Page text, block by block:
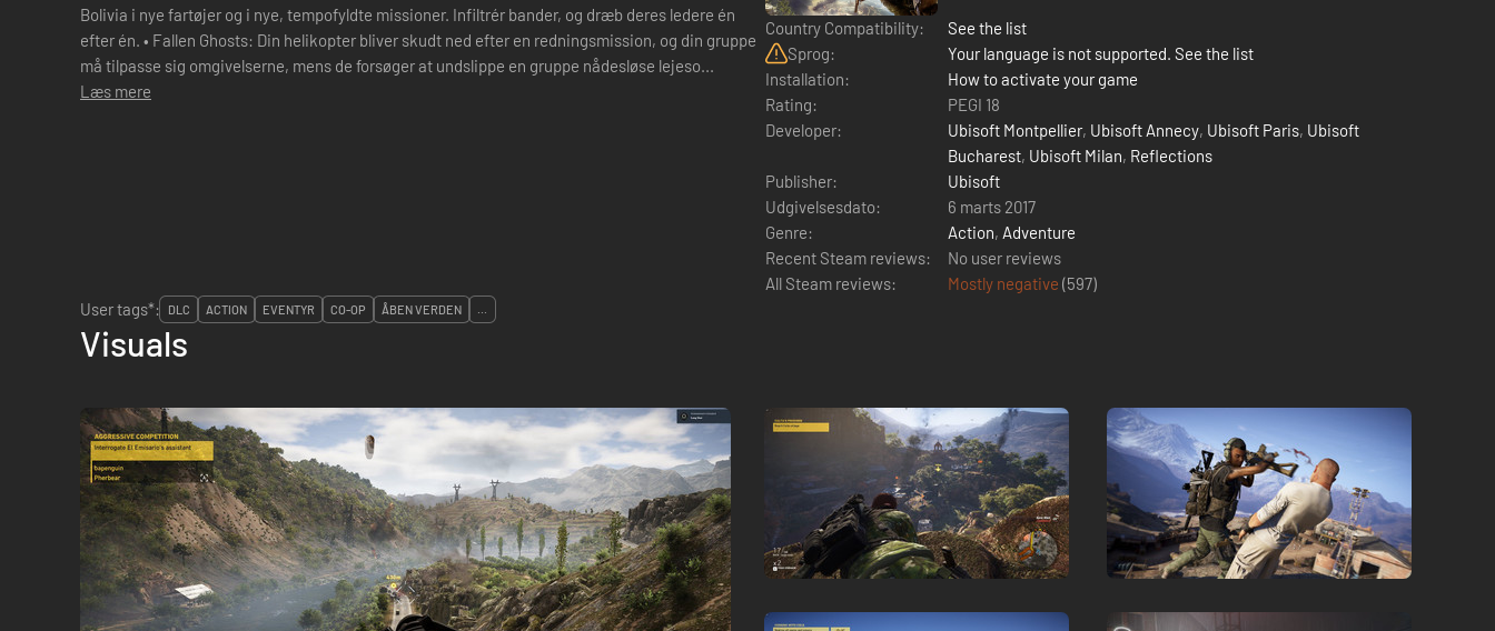
Bolivia i nye fartøjer og i nye, tempofyldte missioner. Infiltrér bander, og dræb deres ledere én
efter én. • Fallen Ghosts: Din helikopter bliver skudt ned efter en redningsmission, og din gruppe
må tilpasse sig omgivelserne, mens de forsøger at undslippe en gruppe nådesløse lejeso...
Læs mere
Country Compatibility:
See the list
Sprog:
Your language is not supported. See the list
Installation:
How to activate your game
Rating:
PEGI 18
Developer:
Ubisoft Montpellier, Ubisoft Annecy, Ubisoft Paris, Ubisoft
Bucharest, Ubisoft Milan, Reflections
Publisher:
Ubisoft
Udgivelsesdato:
6 marts 2017
Genre:
Action, Adventure
Recent Steam reviews:
No user reviews
All Steam reviews:
Mostly negative (597)
User tags*:
DLC ACTION EVENTYR CO-OP ÅBEN VERDEN ...
Visuals